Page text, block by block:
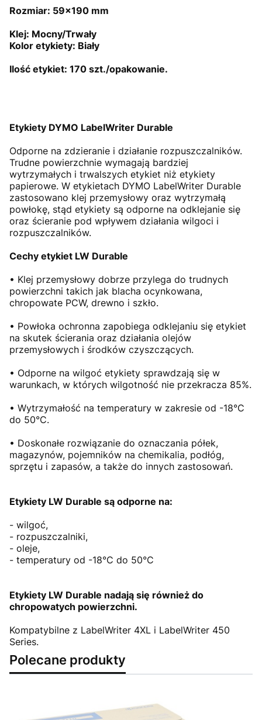
Rozmiar: 59x190 mm
Klej: Mocny/Trwały
Kolor etykiety: Biały
Ilość etykiet: 170 szt./opakowanie.
Etykiety DYMO LabelWriter Durable
Odporne na zdzieranie i działanie rozpuszczalników.
Trudne powierzchnie wymagają bardziej
wytrzymałych i trwalszych etykiet niż etykiety
papierowe. W etykietach DYMO LabelWriter Durable
zastosowano klej przemysłowy oraz wytrzymałą
powłokę, stąd etykiety są odporne na odklejanie się
oraz ścieranie pod wpływem działania wilgoci i
rozpuszczalników.
Cechy etykiet LW Durable
• Klej przemysłowy dobrze przylega do trudnych
powierzchni takich jak blacha ocynkowana,
chropowate PCW, drewno i szkło.
• Powłoka ochronna zapobiega odklejaniu się etykiet
na skutek ścierania oraz działania olejów
przemysłowych i środków czyszczących.
• Odporne na wilgoć etykiety sprawdzają się w
warunkach, w których wilgotność nie przekracza 85%.
• Wytrzymałość na temperatury w zakresie od -18°C
do 50°C.
• Doskonałe rozwiązanie do oznaczania półek,
magazynów, pojemników na chemikalia, podłóg,
sprzętu i zapasów, a także do innych zastosowań.
Etykiety LW Durable są odporne na:
- wilgoć,
- rozpuszczalniki,
- oleje,
- temperatury od -18°C do 50°C
Etykiety LW Durable nadają się również do
chropowatych powierzchni.
Kompatybilne z LabelWriter 4XL i LabelWriter 450
Series.
Polecane produkty